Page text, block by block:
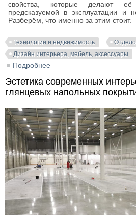
свойства, которые делают
предсказуемой в эксплуатации и
Разберём, что именно за этим стоит.
Технологии и недвижимость
Дизайн интерьера, мебель, аксессуары
Подробнее
Эстетика современных
глянцевых напольных